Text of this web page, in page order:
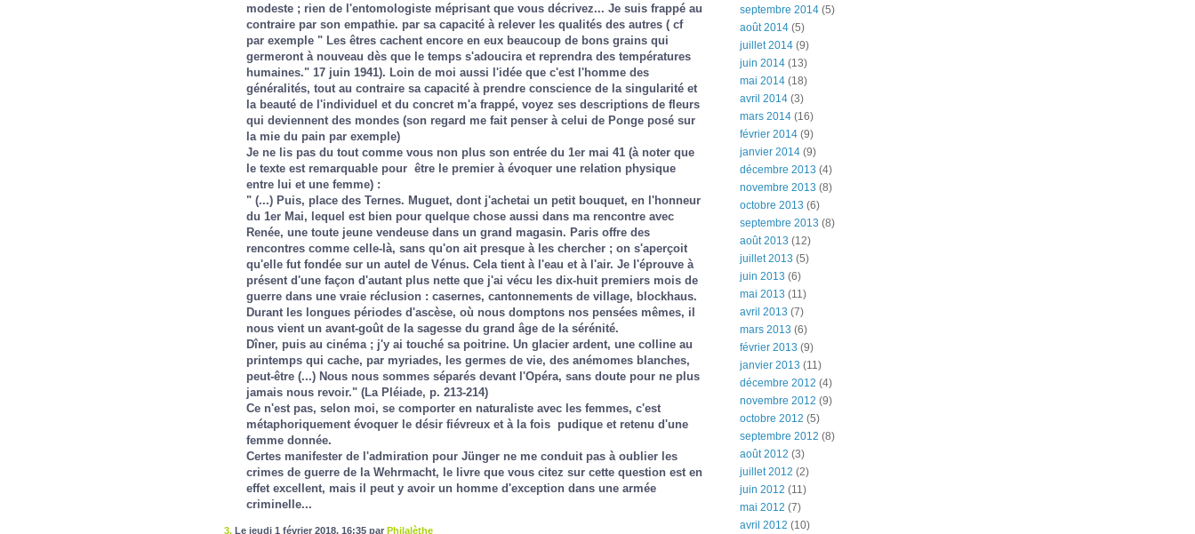
modeste ; rien de l'entomologiste méprisant que vous décrivez... Je suis frappé au
contraire par son empathie. par sa capacité à relever les qualités des autres ( cf
par exemple " Les êtres cachent encore en eux beaucoup de bons grains qui
germeront à nouveau dès que le temps s'adoucira et reprendra des températures
humaines." 17 juin 1941). Loin de moi aussi l'idée que c'est l'homme des
généralités, tout au contraire sa capacité à prendre conscience de la singularité et
la beauté de l'individuel et du concret m'a frappé, voyez ses descriptions de fleurs
qui deviennent des mondes (son regard me fait penser à celui de Ponge posé sur
la mie du pain par exemple)
Je ne lis pas du tout comme vous non plus son entrée du 1er mai 41 (à noter que
le texte est remarquable pour être le premier à évoquer une relation physique
entre lui et une femme) :
" (...) Puis, place des Ternes. Muguet, dont j'achetai un petit bouquet, en l'honneur
du 1er Mai, lequel est bien pour quelque chose aussi dans ma rencontre avec
Renée, une toute jeune vendeuse dans un grand magasin. Paris offre des
rencontres comme celle-là, sans qu'on ait presque à les chercher ; on s'aperçoit
qu'elle fut fondée sur un autel de Vénus. Cela tient à l'eau et à l'air. Je l'éprouve à
présent d'une façon d'autant plus nette que j'ai vécu les dix-huit premiers mois de
guerre dans une vraie réclusion : casernes, cantonnements de village, blockhaus.
Durant les longues périodes d'ascèse, où nous domptons nos pensées mêmes, il
nous vient un avant-goût de la sagesse du grand âge de la sérénité.
Dîner, puis au cinéma ; j'y ai touché sa poitrine. Un glacier ardent, une colline au
printemps qui cache, par myriades, les germes de vie, des anémomes blanches,
peut-être (...) Nous nous sommes séparés devant l'Opéra, sans doute pour ne plus
jamais nous revoir." (La Pléiade, p. 213-214)
Ce n'est pas, selon moi, se comporter en naturaliste avec les femmes, c'est
métaphoriquement évoquer le désir fiévreux et à la fois pudique et retenu d'une
femme donnée.
Certes manifester de l'admiration pour Jünger ne me conduit pas à oublier les
crimes de guerre de la Wehrmacht, le livre que vous citez sur cette question est en
effet excellent, mais il peut y avoir un homme d'exception dans une armée
criminelle...
3. Le jeudi 1 février 2018, 16:35 par Philalèthe
septembre 2014 (5)
août 2014 (5)
juillet 2014 (9)
juin 2014 (13)
mai 2014 (18)
avril 2014 (3)
mars 2014 (16)
février 2014 (9)
janvier 2014 (9)
décembre 2013 (4)
novembre 2013 (8)
octobre 2013 (6)
septembre 2013 (8)
août 2013 (12)
juillet 2013 (5)
juin 2013 (6)
mai 2013 (11)
avril 2013 (7)
mars 2013 (6)
février 2013 (9)
janvier 2013 (11)
décembre 2012 (4)
novembre 2012 (9)
octobre 2012 (5)
septembre 2012 (8)
août 2012 (3)
juillet 2012 (2)
juin 2012 (11)
mai 2012 (7)
avril 2012 (10)